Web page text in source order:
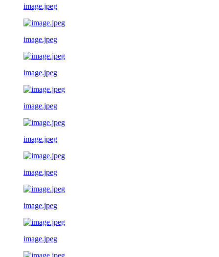
image.jpeg
image.jpeg
image.jpeg
image.jpeg
image.jpeg
image.jpeg
image.jpeg
image.jpeg